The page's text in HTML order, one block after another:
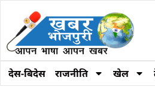
देस-बिदेस राजनीति खेल